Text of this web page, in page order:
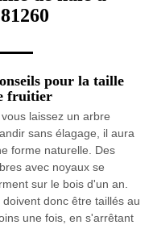
pour la taille
fruitier
vous laissez un arbre
sans élagage, il aura
forme naturelle. Des
avec noyaux se
sur le bois d'un an.
doivent donc être taillés au
une fois, en s'arrêtant